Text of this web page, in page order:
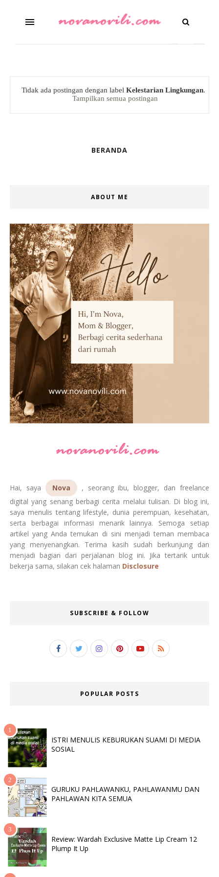
Tidak ada postingan dengan labelKelestarian Lingkungan.
Tampilkan semua postingan
BERANDA
ABOUT ME
Hai, saya Nova
, seorang ibu, blogger, dan freelance
digital yang senang berbagi cerita melalui tulisan. Di blog ini,
saya menulis tentang lifestyle, dunia perempuan, kesehatan,
serta berbagai informasi menarik lainnya. Semoga setiap
artikel yang Anda temukan di sini menjadi teman membaca
yang menyenangkan. Terima kasih sudah berkunjung dan
menjadi bagian dari perjalanan blog ini. Jika tertarik untuk
bekerja sama, silakan cek halaman Disclosure
SUBSCRIBE & FOLLOW
POPULAR POSTS
ISTRI MENULIS KEBURUKAN SUAMI DI MEDIA
SOSIAL
GURUKU PAHLAWANKU, PAHLAWANMU DAN
PAHLAWAN KITA SEMUA
Review: Wardah Exclusive Matte Lip Cream 12
Plump It Up